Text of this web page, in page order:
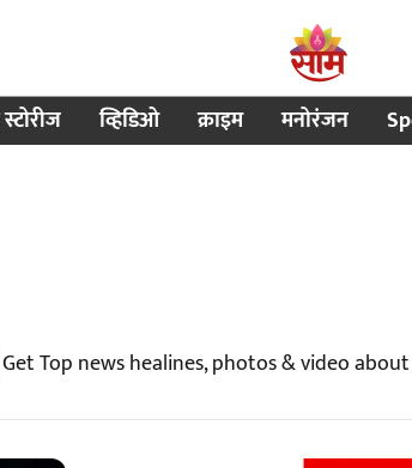
व्हिडिओ क्राइम मनोरंजन
Top news healines, photos & video